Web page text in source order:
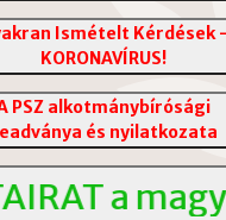
Ismételt Kérdések -
KORONAVÍRUS!
PSZ alkotmánybírósági
és nyilatkozata
a